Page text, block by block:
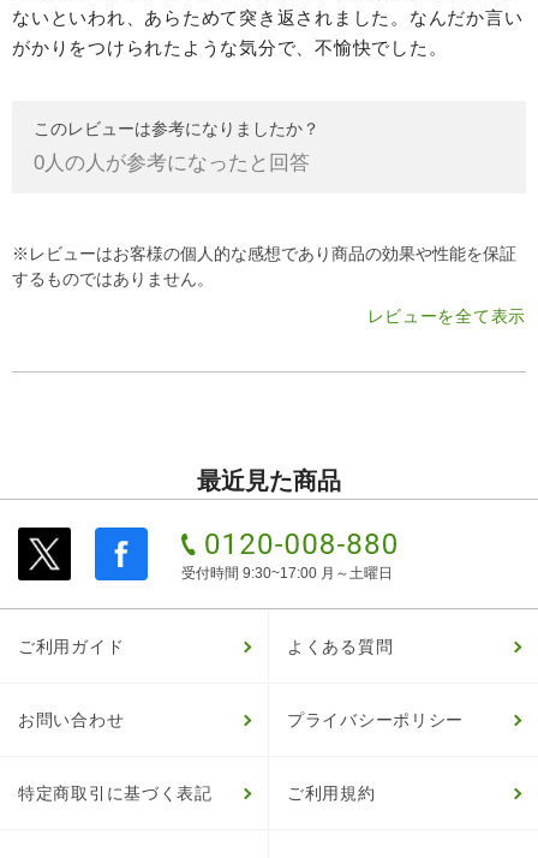
ないといわれ、あらためて突き返されました。なんだか言い
がかりをつけられたような気分で、不愉快でした。
このレビューは参考になりましたか？
0人の人が参考になったと回答
※レビューはお客様の個人的な感想であり商品の効果や性能を保証
するものではありません。
レビューを全て表示
最近見た商品
受付時間 9:30~17:00 月～土曜日
ご利用ガイド よくある質問
お問い合わせ プライバシーポリシー
特定商取引に基づく表記 ご利用規約